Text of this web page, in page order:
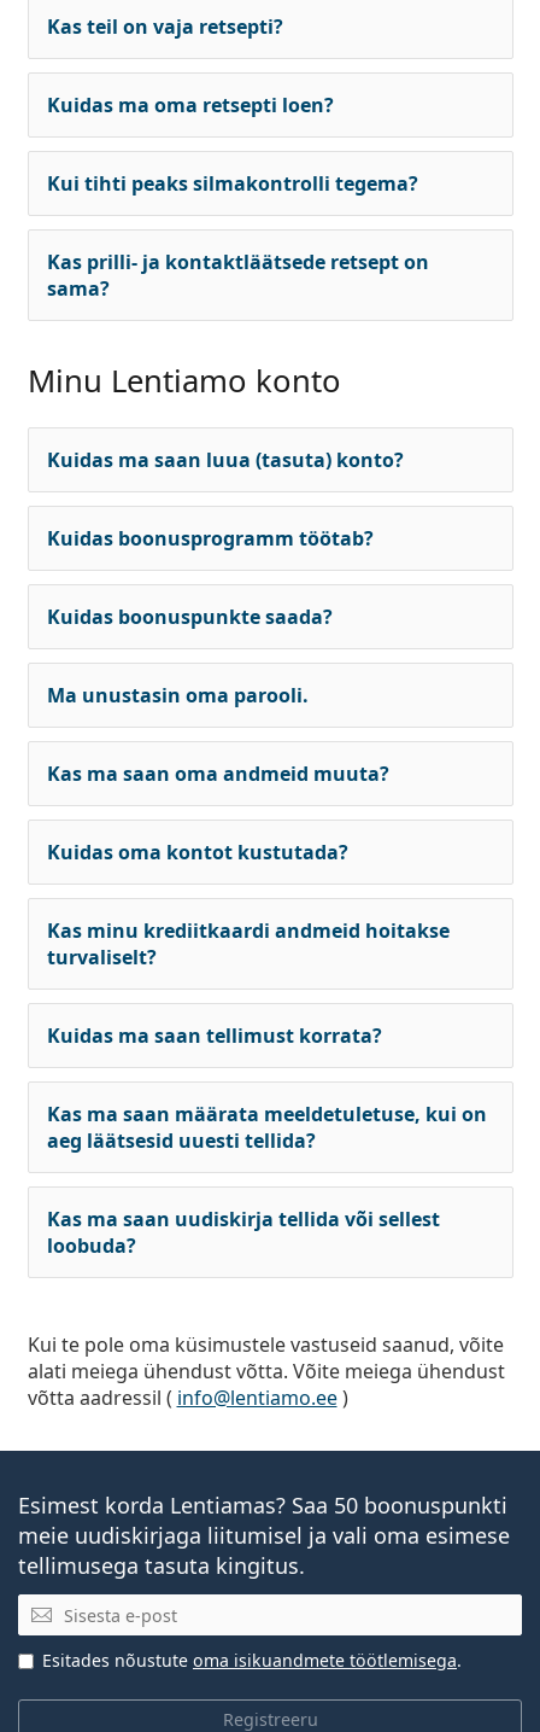
Kas teil on vaja retsepti?
Kuidas ma oma retsepti loen?
Kui tihti peaks silmakontrolli tegema?
Kas prilli- ja kontaktläätsede retsept on
sama?
Minu Lentiamo konto
Kuidas ma saan luua (tasuta) konto?
Kuidas boonusprogramm töötab?
Kuidas boonuspunkte saada?
Ma unustasin oma parooli.
Kas ma saan oma andmeid muuta?
Kuidas oma kontot kustutada?
Kas minu krediitkaardi andmeid hoitakse
turvaliselt?
Kuidas ma saan tellimust korrata?
Kas ma saan määrata meeldetuletuse, kui on
aeg läätsesid uuesti tellida?
Kas ma saan uudiskirja tellida või sellest
loobuda?
Kui te pole oma küsimustele vastuseid saanud, võite
alati meiega ühendust võtta. Võite meiega ühendust
võtta aadressil ( info@lentiamo.ee)
Esimest korda Lentiamas? Saa 50 boonuspunkti
meie uudiskirjaga liitumisel ja vali oma esimese
tellimusega tasuta kingitus.
E-posti aadress
Registreeru
Esitades nõustute oma isikuandmete töötlemisega.